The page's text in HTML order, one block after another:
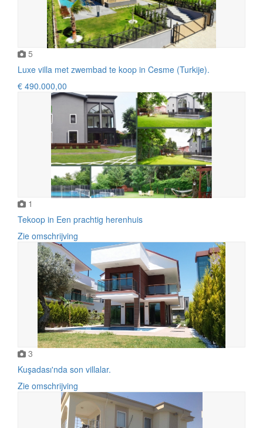
5
Luxe villa met zwembad te koop in Cesme (Turkije).
€ 490.000,00
1
Tekoop in Een prachtig herenhuis
Zie omschrijving
3
Kuşadası'nda son villalar.
Zie omschrijving